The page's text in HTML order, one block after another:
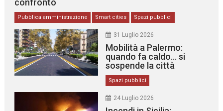
confronto
Pubblica amministrazione Smart cities Spazi pubblici
31 Luglio 2026
Mobilità a Palermo:
quando fa caldo… si
sospende la città
Spazi pubblici
24 Luglio 2026